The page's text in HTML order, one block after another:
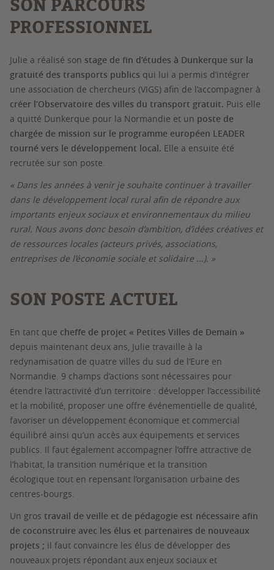
PROFESSIONNEL
Julie a réalisé son stage de fin d’études à Dunkerque sur la
gratuité des transports publics qui lui a permis d’intégrer
une association de chercheurs (VIGS) afin de l’accompagner à
créer l’Observatoire des villes du transport gratuit. Puis elle
a quitté Dunkerque pour la Normandie et un poste de
chargée de mission sur le programme européen LEADER
tourné vers le développement local. Elle a ensuite été
recrutée sur son poste.
« Dans les années à venir je souhaite continuer à travailler
dans le développement local rural afin de répondre aux
importants enjeux sociaux et environnementaux du milieu
rural. Nous avons donc besoin d’ambition, d’idées créatives et
de ressources locales (acteurs privés, associations,
entreprises de l’économie sociale et solidaire ...). »
SON POSTE ACTUEL
En tant que cheffe de projet « Petites Villes de Demain »
depuis maintenant deux ans, Julie travaille à la
redynamisation de quatre villes du sud de l’Eure en
Normandie. 9 champs d’actions sont nécessaires pour
étendre l’attractivité d’un territoire : développer l’accessibilité
et la mobilité, proposer une offre événementielle de qualité,
favoriser un développement économique et commercial
équilibré ainsi qu’un accès aux équipements et services
publics. Il faut également accompagner l’offre attractive de
l’habitat, la transition numérique et la transition
écologique tout en repensant l’organisation urbaine des
centres-bourgs.
Un gros travail de veille et de pédagogie est nécessaire afin
de coconstruire avec les élus et partenaires de nouveaux
projets ; il faut convaincre les élus de développer des
nouveaux projets répondant aux enjeux sociaux et